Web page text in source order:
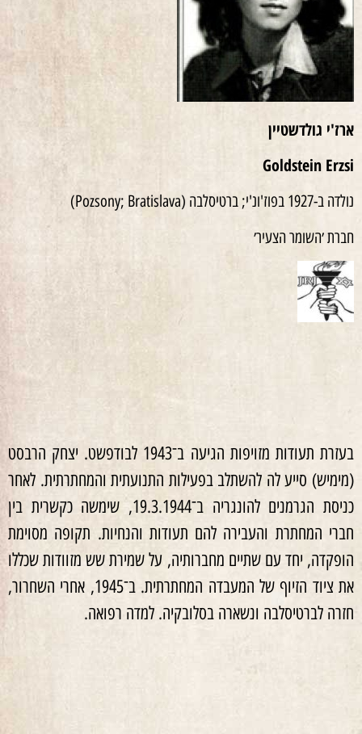
ארז'י גולדשטיין
Goldstein Erzsi
נולדה ב-1927 בפוז'ונ'י; ברטיסלבה (Pozsony; Bratislava)
חברת ׳השומר הצעיר׳
בעזרת תעודות מזויפות הגיעה ב־1943 לבודפשט. יצחק הרבסט
(מימיש) סייע לה להשתלב בפעילות התנועתית והמחתרתית. לאחר
כניסת הגרמנים להונגריה ב־19.3.1944, שימשה כקשרית בין
חברי המחתרת והעבירה להם תעודות והנחיות. תקופה מסוימת
הופקדה, יחד עם שתיים מחברותיה, על שמירת שש מזוודות שכללו
את ציוד הזיוף של המעבדה המחתרתית. ב־1945, אחרי השחרור,
חזרה לברטיסלבה ונשארה בסלובקיה. למדה רפואה.